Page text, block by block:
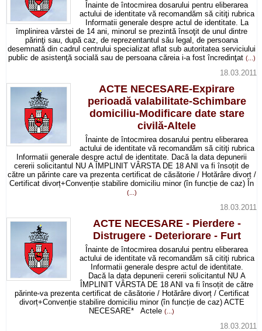
Înainte de întocmirea dosarului pentru eliberarea
actului de identitate vă recomandăm să citiţi rubrica
Informatii generale despre actul de identitate. La
împlinirea vârstei de 14 ani, minorul se prezintă însoţit de unul dintre
părinţi sau, după caz, de reprezentantul său legal, de persoana
desemnată din cadrul centrului specializat aflat sub autoritatea serviciului
public de asistenţă socială sau de persoana căreia i-a fost încredinţat (...)
18.03.2011
ACTE NECESARE-Expirare
perioadă valabilitate-Schimbare
domiciliu-Modificare date stare
civilă-Altele
Înainte de întocmirea dosarului pentru eliberarea
actului de identitate vă recomandăm să citiţi rubrica
Informatii generale despre actul de identitate. Dacă la data depunerii
cererii solicitantul NU A ÎMPLINIT VÂRSTA DE 18 ANI va fi însoțit de
către un părinte care va prezenta certificat de căsătorie / Hotărâre divorț /
Certificat divorț+Convenție stabilire domiciliu minor (în funcție de caz) În
(...)
18.03.2011
ACTE NECESARE - Pierdere -
Distrugere - Deteriorare - Furt
Înainte de întocmirea dosarului pentru eliberarea
actului de identitate vă recomandăm să citiţi rubrica
Informatii generale despre actul de identitate.
Dacă la data depunerii cererii solicitantul NU A
ÎMPLINIT VÂRSTA DE 18 ANI va fi însoțit de către
părinte-va prezenta certificat de căsătorie / Hotărâre divorț / Certificat
divorț+Convenție stabilire domiciliu minor (în funcție de caz) ACTE
NECESARE* Actele (...)
18.03.2011